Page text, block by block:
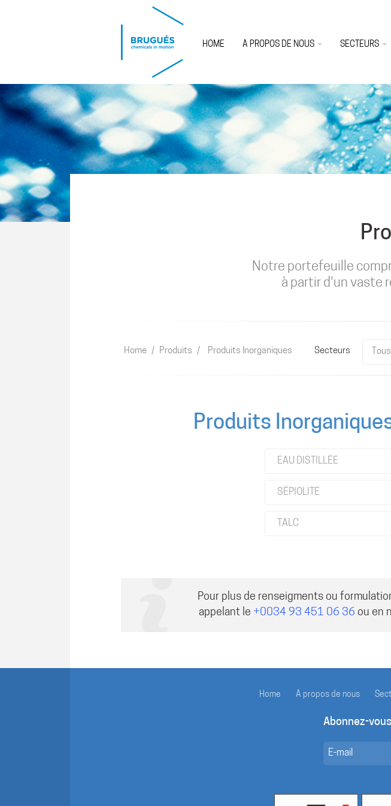
HOME À PROPOS DE NOUS SECTEURS
Notre portefeuille
à partir d'un vaste
Home / Produits / Produits Inorganiques Secteurs Tous
Produits
EAU DISTILLÉE
SÉPIOLITE
TALC
Pour plus de renseigments ou
appelant le +0034 93 451 06 36 ou en
Home À propos de nous
Abonnez-